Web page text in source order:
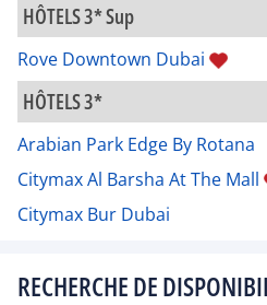
HÔTELS 3* Sup
Rove Downtown Dubai
HÔTELS 3*
Arabian Park Edge By Rotana
Citymax Al Barsha At The Mall
Citymax Bur Dubai
RECHERCHE DE